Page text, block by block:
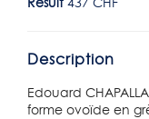
Result 437 CHF
Description
Edouard
forme ovoïde en